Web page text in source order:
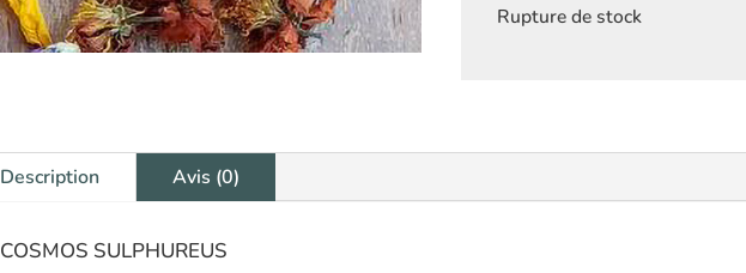
Rupture de stock
Description Avis (0)
COSMOS SULPHUREUS